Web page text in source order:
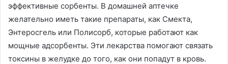
эффективные сорбенты. В домашней аптечке
желательно иметь такие препараты, как Смекта,
Энтеросгель или Полисорб, которые работают как
мощные адсорбенты. Эти лекарства помогают связать
токсины в желудке до того, как они попадут в кровь.